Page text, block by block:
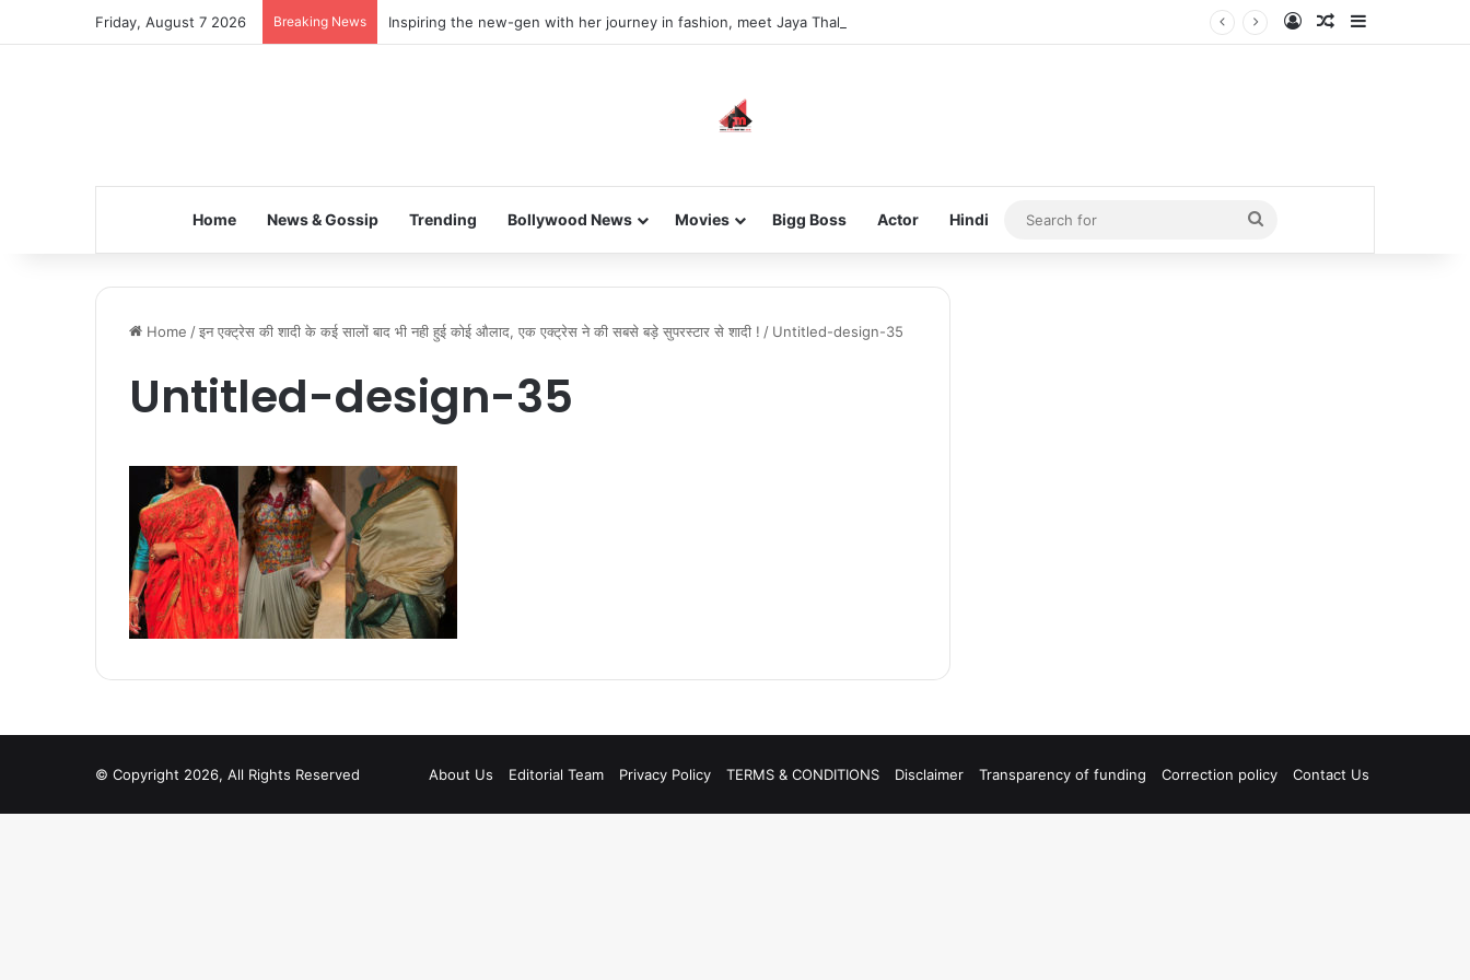
Friday, August 7 2026 Breaking News Inspiring the new-gen with her journey in fashion, meet Jaya Thakur. Log InRandom Article
Home News & Gossip Trending Bollywood News Movies Bigg Boss Actor Hindi
Search
for
Home /इन एक्ट्रेस की शादी के कई सालों बाद भी नही हुई कोई औलाद, एक एक्ट्रेस ने की सबसे बड़े सुपरस्टार से शादी ! / Untitled-design-35
Untitled-design-35
© Copyright 2026, All Rights Reserved About Us Editorial Team Privacy Policy TERMS & CONDITIONS Disclaimer Transparency of funding Correction policy Contact Us